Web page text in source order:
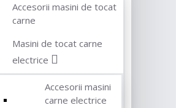
Accesorii masini de tocat
carne
Masini de tocat carne
electrice
Accesorii masini
carne electrice